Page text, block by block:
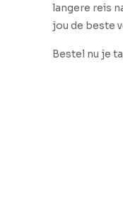
langere reis
jou de beste
Bestel nu je